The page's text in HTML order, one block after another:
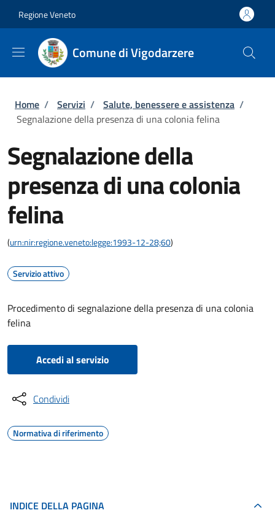
Regione Veneto
Comune di Vigodarzere
Briciole di pane
Home / Servizi / Salute, benessere e assistenza /
Segnalazione della presenza di una colonia felina
Segnalazione della
presenza di una colonia
felina
(urn:nir:regione.veneto:legge:1993-12-28;60)
Servizio attivo
Procedimento di segnalazione della presenza di una colonia
felina
Accedi al servizio
Condividi
Normativa di riferimento
INDICE DELLA PAGINA